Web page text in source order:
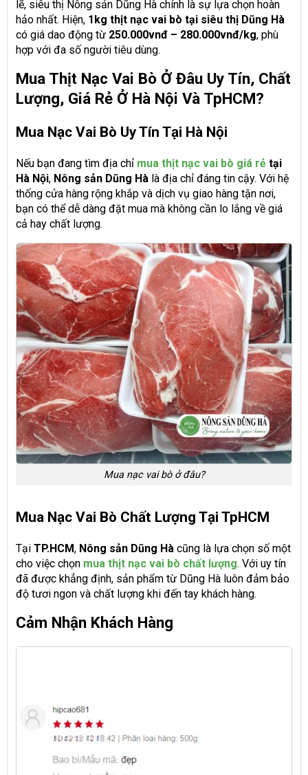
lẽ, siêu thị Nông sản Dũng Hà chính là sự lựa chọn hoàn
hảo nhất. Hiện, 1kg thịt nạc vai bò tại siêu thị Dũng Hà
có giá dao động từ 250.000vnđ – 280.000vnđ/kg, phù
hợp với đa số người tiêu dùng.
Mua Thịt Nạc Vai Bò Ở Đâu Uy Tín, Chất
Lượng, Giá Rẻ Ở Hà Nội Và TpHCM?
Mua Nạc Vai Bò Uy Tín Tại Hà Nội
Nếu bạn đang tìm địa chỉ mua thịt nạc vai bò giá rẻ tại
Hà Nội, Nông sản Dũng Hà là địa chỉ đáng tin cậy. Với hệ
thống cửa hàng rộng khắp và dịch vụ giao hàng tận nơi,
bạn có thể dễ dàng đặt mua mà không cần lo lắng về giá
cả hay chất lượng.
Mua nạc vai bò ở đâu?
Mua Nạc Vai Bò Chất Lượng Tại TpHCM
Tại TP.HCM, Nông sản Dũng Hà cũng là lựa chọn số một
cho việc chọn mua thịt nạc vai bò chất lượng. Với uy tín
đã được khẳng định, sản phẩm từ Dũng Hà luôn đảm bảo
độ tươi ngon và chất lượng khi đến tay khách hàng.
Cảm Nhận Khách Hàng